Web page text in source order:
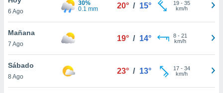
y
en
más
6 Ago
30%
0.1 mm
20° / 15° 19- 35
km/h
Mañana
7 Ago
19° / 14° 8- 21
km/h
Sábado
8 Ago
23° / 13° 17- 34
km/h